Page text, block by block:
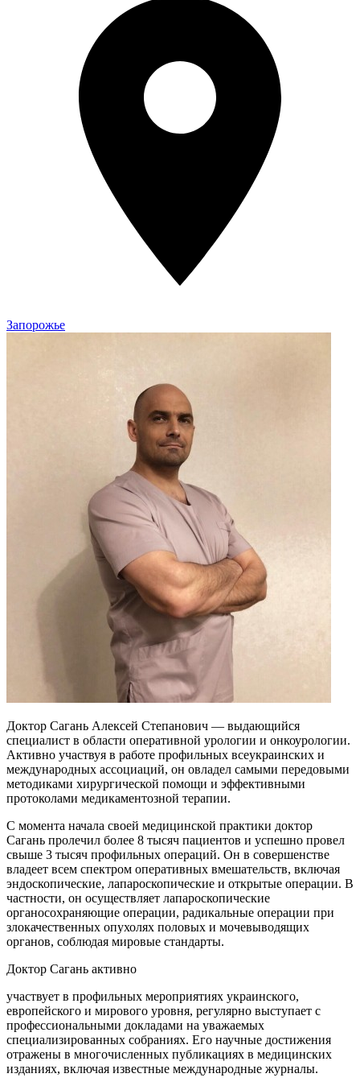
Запорожье
Доктор Сагань Алексей Степанович — выдающийся
специалист в области оперативной урологии и онкоурологии.
Активно участвуя в работе профильных всеукраинских и
международных ассоциаций, он овладел самыми передовыми
методиками хирургической помощи и эффективными
протоколами медикаментозной терапии.
С момента начала своей медицинской практики доктор
Сагань пролечил более 8 тысяч пациентов и успешно провел
свыше 3 тысяч профильных операций. Он в совершенстве
владеет всем спектром оперативных вмешательств, включая
эндоскопические, лапароскопические и открытые операции. В
частности, он осуществляет лапароскопические
органосохраняющие операции, радикальные операции при
злокачественных опухолях половых и мочевыводящих
органов, соблюдая мировые стандарты.
Доктор Сагань активно
участвует в профильных мероприятиях украинского,
европейского и мирового уровня, регулярно выступает с
профессиональными докладами на уважаемых
специализированных собраниях. Его научные достижения
отражены в многочисленных публикациях в медицинских
изданиях, включая известные международные журналы.